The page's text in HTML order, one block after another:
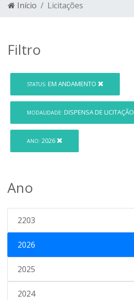
Início Licitações
Filtro
STATUS: EM ANDAMENTO
MODALIDADE: DISPENSA DE LICITAÇÃO
ANO: 2026
Ano
2203
2026
2025
2024